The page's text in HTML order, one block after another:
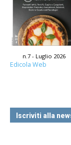
n.7 - Luglio 2026
Edicola Web
Iscriviti alla